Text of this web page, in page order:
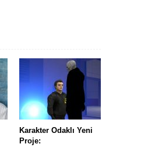
Karakter Odaklı Yeni
Proje: